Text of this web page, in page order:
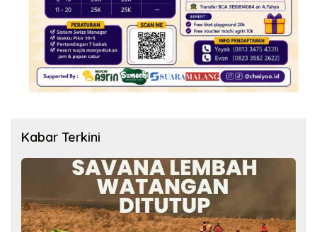
Kabar Terkini